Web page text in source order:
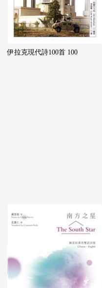
伊拉克現代詩100首 100